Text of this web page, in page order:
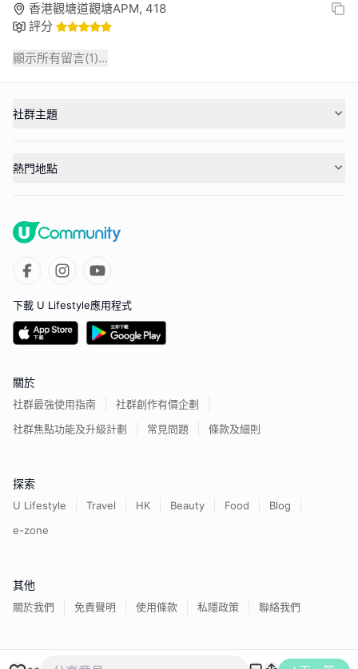
香港觀塘道觀塘APM, 418
評分
顯示所有留言(1)...
社群主題
熱門地點
下載 U Lifestyle應用程式
關於
社群最強使用指南
社群創作有價企劃
社群焦點功能及升級計劃
常見問題 條款及細則
探索
U Lifestyle Travel HK Beauty Food
Blog
e-zone
其他
關於我們 免責聲明 使用條款 私隱政策 聯絡我們